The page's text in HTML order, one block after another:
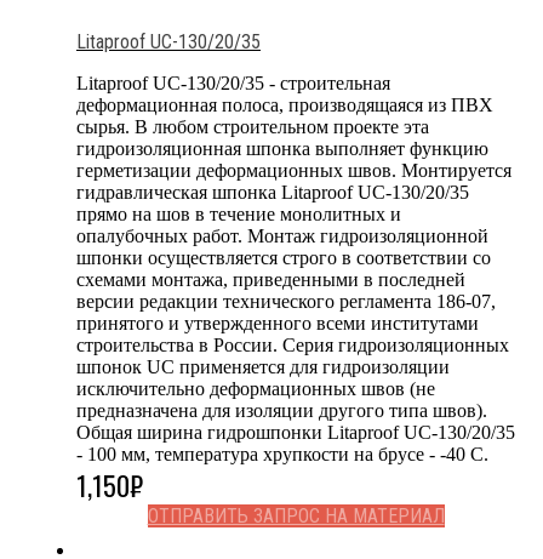
Litaproof UC-130/20/35
Litaproof UC-130/20/35 - строительная
деформационная полоса, производящаяся из ПВХ
сырья. В любом строительном проекте эта
гидроизоляционная шпонка выполняет функцию
герметизации деформационных швов. Монтируется
гидравлическая шпонка Litaproof UC-130/20/35
прямо на шов в течение монолитных и
опалубочных работ. Монтаж гидроизоляционной
шпонки осуществляется строго в соответствии со
схемами монтажа, приведенными в последней
версии редакции технического регламента 186-07,
принятого и утвержденного всеми институтами
строительства в России. Серия гидроизоляционных
шпонок UC применяется для гидроизоляции
исключительно деформационных швов (не
предназначена для изоляции другого типа швов).
Общая ширина гидрошпонки Litaproof UC-130/20/35
- 100 мм, температура хрупкости на брусе - -40 С.
1,150₽
ОТПРАВИТЬ ЗАПРОС НА МАТЕРИАЛ